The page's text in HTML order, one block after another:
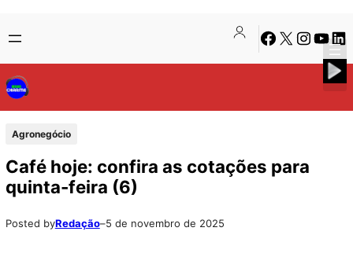
para
o
conteúdo
to
content
Facebook
X Instagram
Agronegócio
Café hoje: confira as cotações para
quinta-feira (6)
Posted byRedação–5 de novembro de 2025